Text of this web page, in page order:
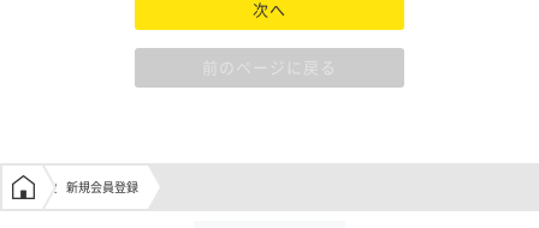
次へ
前のページに戻る
学生の窓口トップ
新規会員登録